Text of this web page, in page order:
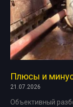
Плюсы и
21.07.2026
Объективный